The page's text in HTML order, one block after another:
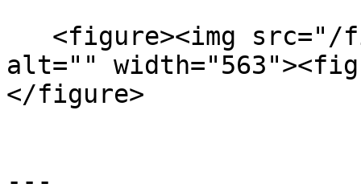
alt=""
</figure>
---